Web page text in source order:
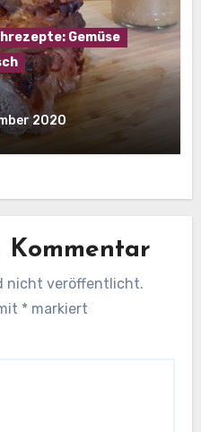
Gemüse
2020
Kommentar
nicht veröffentlicht.
* markiert